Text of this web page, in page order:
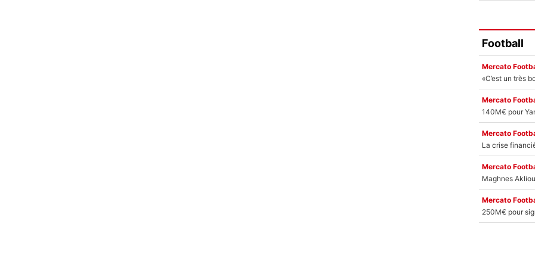
Football
Mercato
Mercato
Mercato
Mercato
Mercato